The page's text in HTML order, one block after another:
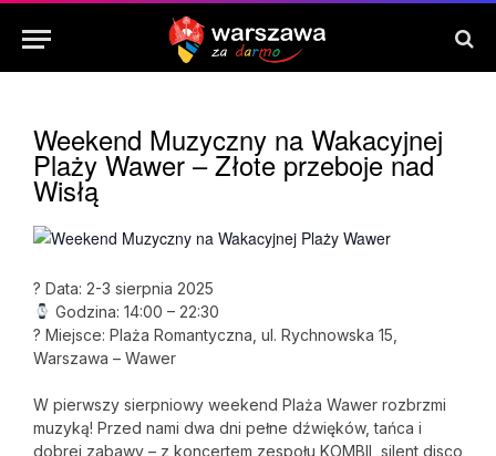
Weekend Muzyczny na Wakacyjnej
Plaży Wawer – Złote przeboje nad
Wisłą
? Data: 2-3 sierpnia 2025
Godzina: 14:00 – 22:30
? Miejsce: Plaża Romantyczna, ul. Rychnowska 15,
Warszawa – Wawer
W pierwszy sierpniowy weekend Plaża Wawer rozbrzmi
muzyką! Przed nami dwa dni pełne dźwięków, tańca i
dobrej zabawy – z koncertem zespołu KOMBII, silent disco